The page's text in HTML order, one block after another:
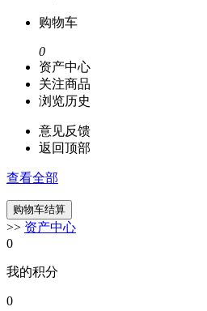
购物车
0
资产中心
关注商品
浏览历史
意见反馈
返回顶部
查看全部
>> 资产中心
0
我的积分
0